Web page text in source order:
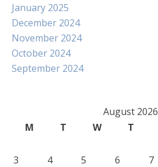
January 2025
December 2024
November 2024
October 2024
September 2024
August 2026
M
T W T
3
4 5 6 7